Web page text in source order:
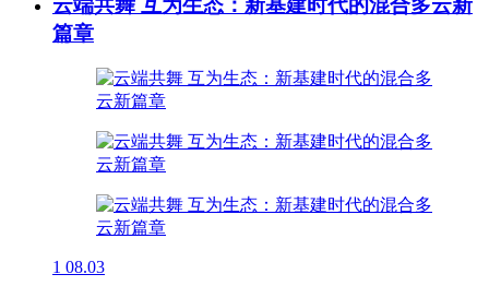
篇章
1 08.03